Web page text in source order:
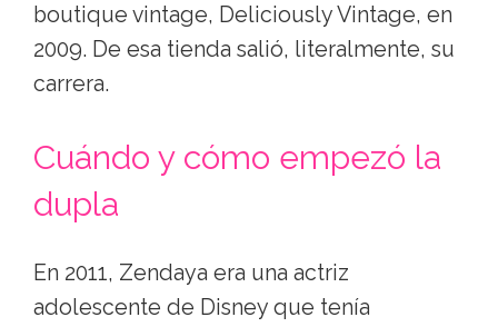
boutique vintage, Deliciously Vintage, en
2009. De esa tienda salió, literalmente, su
carrera.
Cuándo y cómo empezó la
dupla
En 2011, Zendaya era una actriz
adolescente de Disney que tenía